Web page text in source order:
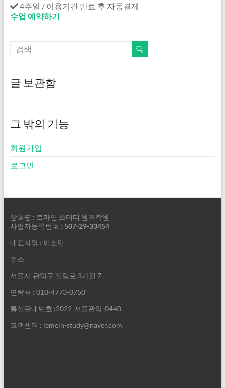
4주일 / 이용기간 만료 후 자동결제
수업 예약하기
글 보관함
그 밖의 기능
회원가입
로그인
상호명 : 르마인 스터디 원격학원
사업자등록번호 : 507-29-33454
대표자명 : 이소민
주소
서울시 관악구 신림로 3가길 7
연락처 : 010-4773-0750
통신판매번호 :2022-서울관악-0440
고객센터 : lemein-study@naver.com